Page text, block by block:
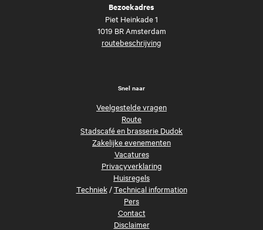
Bezoekadres
Piet Heinkade 1
1019 BR Amsterdam
routebeschrijving
Snel naar
Veelgestelde vragen
Route
Stadscafé en brasserie Dudok
Zakelijke evenementen
Vacatures
Privacyverklaring
Huisregels
Techniek/Technical information
Pers
Contact
Disclaimer